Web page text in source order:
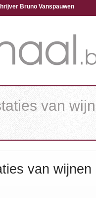
Bruno Vanspauwen
van
van